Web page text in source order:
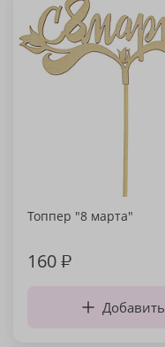
Топпер "8 марта"
160₽
Добавить